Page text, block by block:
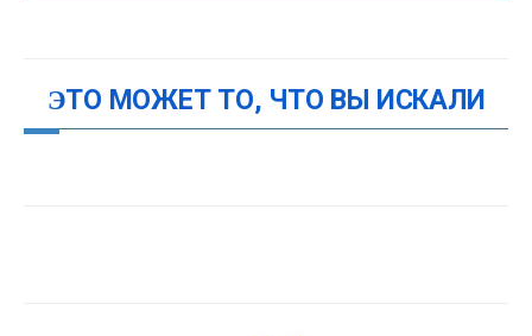
ЭТО МОЖЕТ ТО, ЧТО ВЫ ИСКАЛИ